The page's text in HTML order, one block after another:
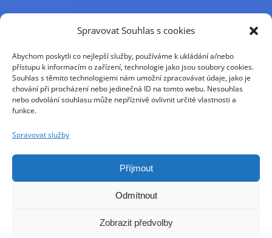
Spravovat Souhlas s cookies
Abychom poskytli co nejlepší služby, používáme k ukládání a/nebo
přístupu k informacím o zařízení, technologie jako jsou soubory cookies.
Souhlas s těmito technologiemi nám umožní zpracovávat údaje, jako je
chování při procházení nebo jedinečná ID na tomto webu. Nesouhlas
nebo odvolání souhlasu může nepříznivě ovlivnit určité vlastnosti a
funkce.
Spravovat služby
Příjmout
Odmítnout
Zobrazit předvolby
Příjmení
Křestní jméno
E-mail
Pokračováním přijímáte zásady ochrany osobních